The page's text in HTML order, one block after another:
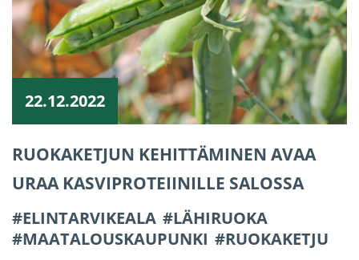
22.12.2022
RUOKAKETJUN KEHITTÄMINEN AVAA
URAA KASVIPROTEIINILLE SALOSSA
ELINTARVIKEALA
LÄHIRUOKA
MAATALOUSKAUPUNKI
RUOKAKETJU